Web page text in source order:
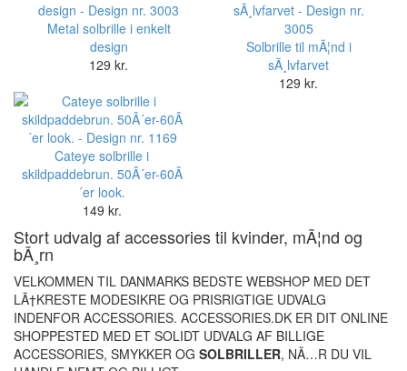
Metal solbrille i enkelt
design
129 kr.
Solbrille til mÃ¦nd i
sÃ¸lvfarvet
129 kr.
Cateye solbrille i
skildpaddebrun. 50Â´er-60Â
´er look.
149 kr.
Stort udvalg af
bÃ¸rn
VELKOMMEN TIL DANMARKS BEDSTE WEBSHOP MED DET
LÃ†KRESTE MODESIKRE OG PRISRIGTIGE UDVALG
INDENFOR ACCESSORIES. ACCESSORIES.DK ER DIT ONLINE
SHOPPESTED MED ET SOLIDT UDVALG AF BILLIGE
ACCESSORIES, SMYKKER OGSOLBRILLER, NÃ…R DU VIL
HANDLE NEMT OG BILLIGT.